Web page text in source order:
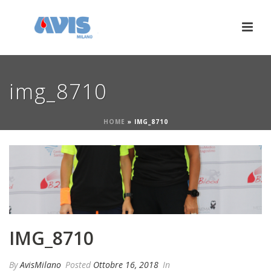
img_8710
HOME » IMG_8710
IMG_8710
ByAvisMilano Posted Ottobre 16, 2018 In